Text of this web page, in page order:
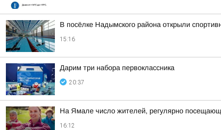
В посёлке Надымского района открыли
15:16
Дарим три набора первоклассника
20:37
На Ямале число жителей, регулярно
16:12